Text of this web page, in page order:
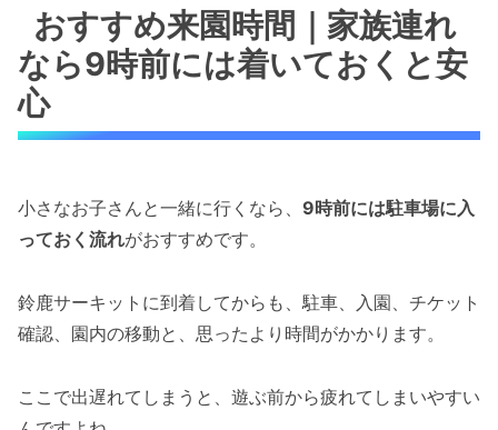
おすすめ来園時間｜家族連れ
なら9時前には着いておくと安
心
小さなお子さんと一緒に行くなら、 9時前には駐車場に入
っておく流れがおすすめです。
鈴鹿サーキットに到着してからも、駐車、入園、チケット
確認、園内の移動と、思ったより時間がかかります。
ここで出遅れてしまうと、遊ぶ前から疲れてしまいやすい